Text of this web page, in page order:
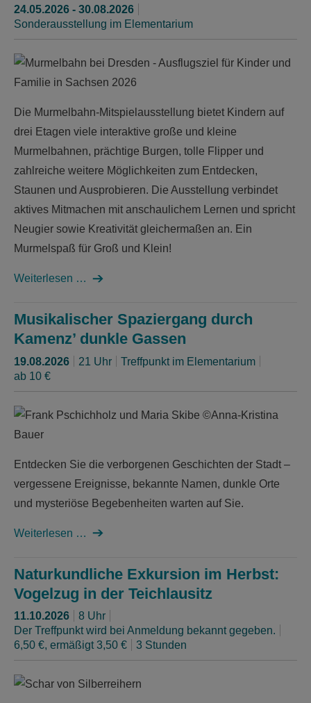
24.05.2026 - 30.08.2026
Sonderausstellung im Elementarium
Die Murmelbahn-Mitspielausstellung bietet Kindern auf
drei Etagen viele interaktive große und kleine
Murmelbahnen, prächtige Burgen, tolle Flipper und
zahlreiche weitere Möglichkeiten zum Entdecken,
Staunen und Ausprobieren. Die Ausstellung verbindet
aktives Mitmachen mit anschaulichem Lernen und spricht
Neugier sowie Kreativität gleichermaßen an. Ein
Murmelspaß für Groß und Klein!
Weiterlesen …
Musikalischer Spaziergang durch
Kamenz’ dunkle Gassen
19.08.2026 21 Uhr
Treffpunkt im Elementarium
ab 10 €
Entdecken Sie die verborgenen Geschichten der Stadt –
vergessene Ereignisse, bekannte Namen, dunkle Orte
und mysteriöse Begebenheiten warten auf Sie.
Weiterlesen …
Naturkundliche Exkursion im Herbst:
Vogelzug in der Teichlausitz
11.10.2026
8 Uhr
Der Treffpunkt wird bei Anmeldung bekannt gegeben.
6,50 €, ermäßigt 3,50 €
3 Stunden